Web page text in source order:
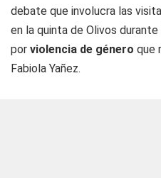
debate que involucra las
en la quinta de Olivos
por violencia de género que
Fabiola Yañez.